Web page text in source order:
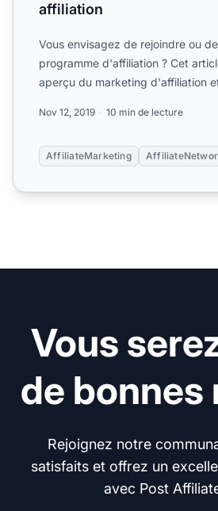
affiliation
Vous envisagez de rejoindre ou
programme d'affiliation ? Cet
aperçu du marketing d'affiliation
Nov 12, 2019 10 min de lecture
AffiliateMarketing
Vous
de bonnes
Rejoignez notre
satisfaits et offrez un
avec Post